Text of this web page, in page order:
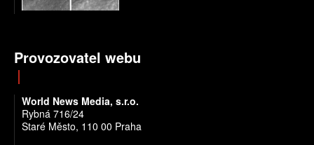
Provozovatel webu
World News Media, s.r.o.
Rybná 716/24
Staré Město, 110 00 Praha